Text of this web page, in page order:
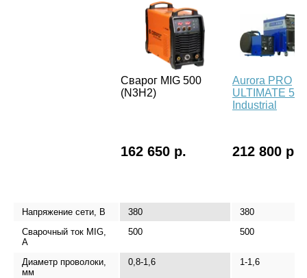
Сварог MIG 500
(N3H2)
Aurora PRO
ULTIMATE 500
Industrial
162 650 р. 212 800 р.
Напряжение сети, В 380
380
Сварочный ток MIG,
А
500 500
Диаметр проволоки,
мм
0,8-1,6 1-1,6